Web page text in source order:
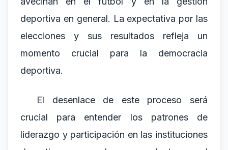
deportiva en general. La expectativa por las
elecciones y sus resultados refleja un
momento crucial para la democracia
deportiva.
El desenlace de este proceso será
crucial para entender los patrones de
liderazgo y participación en las instituciones